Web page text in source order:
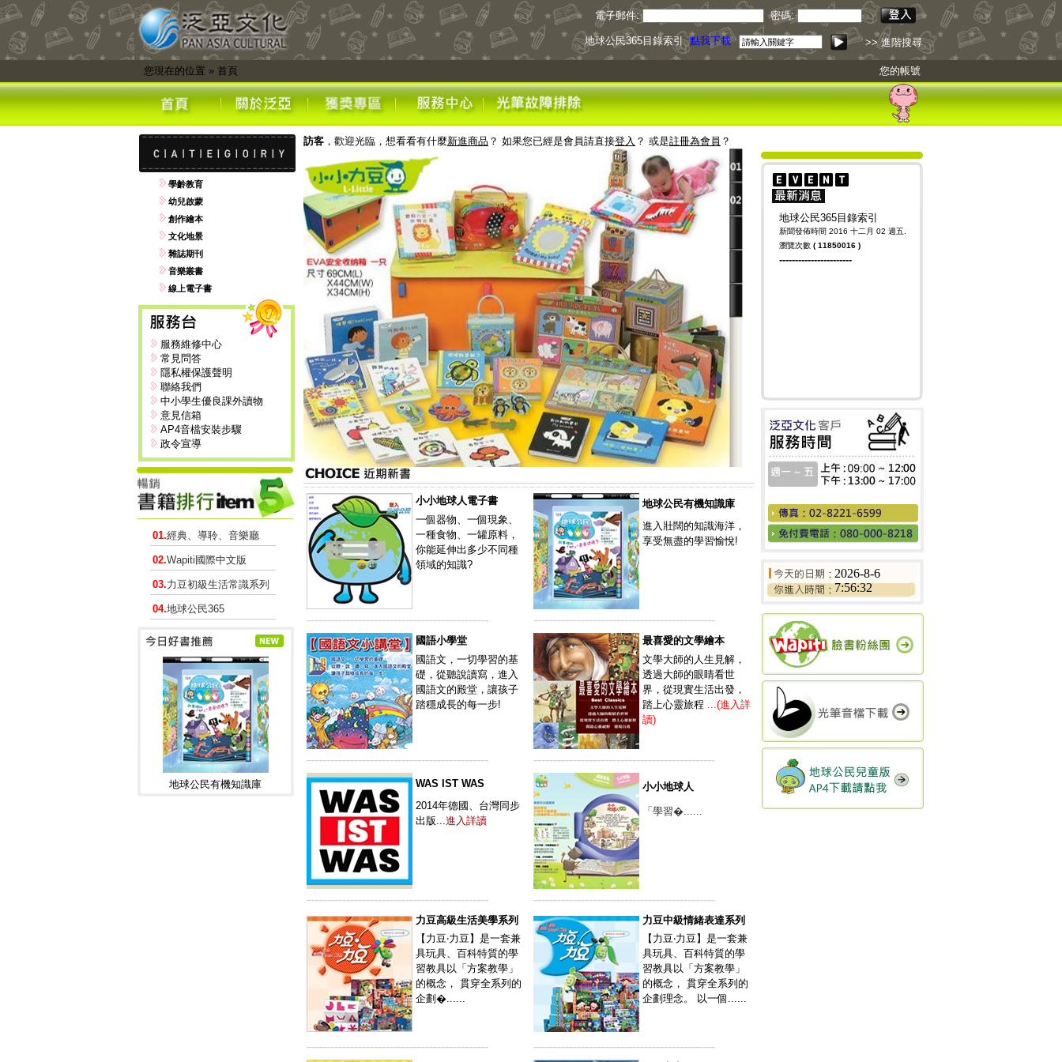
電子郵件: 密碼:
地球公民365目錄索引點我下載 >> 進階搜尋
您現在的位置 » 首頁 您的帳號
學齡教育
幼兒啟蒙
創作繪本
文化地景
雜誌期刊
音樂叢書
線上電子書
服務維修中心
常見問答
隱私權保護聲明
聯絡我們
中小學生優良課外讀物
意見信箱
AP4音檔安裝步驟
政令宣導
01.經典、導聆、音樂廳
02.Wapiti國際中文版
03.力豆初級生活常識系列
04.地球公民365
地球公民有機知識庫
訪客 ，歡迎光臨，想看看有什麼新進商品 ？ 如果您已經是會員請直接登入 ？ 或是註冊為會員 ？
地球公民365目錄索引
新聞發佈時間 2016 十二月 02 週五.
瀏覽次數 ( 11850016 )
-----------------------
2026-8-6
7:56:32
小小地球人電子書
一個器物、一個現象、
一種食物、一罐原料，
你能延伸出多少不同種
領域的知識?
----------------------------------------------
地球公民有機知識庫
進入壯闊的知識海洋，
享受無盡的學習愉悅!
----------------------------------------------
國語小學堂
國語文，一切學習的基
礎，從聽說讀寫，進入
國語文的殿堂，讓孩子
踏穩成長的每一步!
----------------------------------------------
最喜愛的文學繪本
文學大師的人生見解，
透過大師的眼睛看世
界，從現實生活出發，
踏上心靈旅程 ...(進入詳
讀)
----------------------------------------------
WAS IST WAS
2014年德國、台灣同步
出版...進入詳讀
----------------------------------------------
小小地球人
「學習�......
----------------------------------------------
力豆高級生活美學系列
【力豆‧力豆】是一套兼
具玩具、百科特質的學
習教具以「方案教學」
的概念， 貫穿全系列的
企劃�......
----------------------------------------------
力豆中級情緒表達系列
【力豆‧力豆】是一套兼
具玩具、百科特質的學
習教具以「方案教學」
的概念， 貫穿全系列的
企劃理念。 以一個......
----------------------------------------------